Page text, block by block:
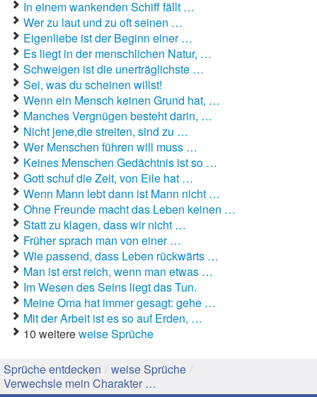
Facebook Sprüche
Fußballsprüche
Gute Nacht Sprüche
Gute Sprüche
Guten Morgen Sprüche
Hochzeitssprüche
Konfirmationssprüche
Lateinische Sprüche
Liebeskummer Sprüche
Lustige Sprüche
Mama-Sprüche
Motivationssprüche
Schöne Sprüche
In einem wankenden Schiff fällt …
Wer zu laut und zu oft seinen …
Eigenliebe ist der Beginn einer …
Es liegt in der menschlichen Natur, …
Schweigen ist die unerträglichste …
Sei, was du scheinen willst!
Wenn ein Mensch keinen Grund hat, …
Manches Vergnügen besteht darin, …
Nicht jene,die streiten, sind zu …
Wer Menschen führen will muss …
Keines Menschen Gedächtnis ist so …
Gott schuf die Zeit, von Eile hat …
Wenn Mann lebt dann ist Mann nicht …
Ohne Freunde macht das Leben keinen …
Statt zu klagen, dass wir nicht …
Früher sprach man von einer …
Wie passend, dass Leben rückwärts …
Man ist erst reich, wenn man etwas …
Im Wesen des Seins liegt das Tun.
Meine Oma hat immer gesagt: gehe …
Mit der Arbeit ist es so auf Erden, …
10 weitereweise Sprüche
Sprüche entdecken / weise Sprüche /
Verwechsle mein Charakter …